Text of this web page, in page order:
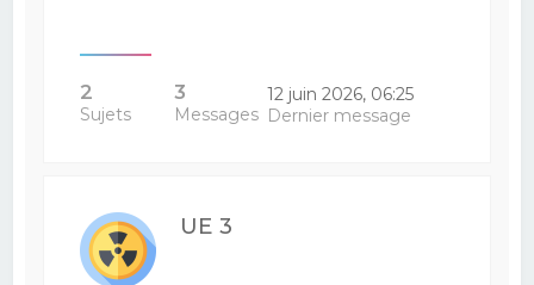
2
Sujets
3
Messages
12 juin 2026, 06:25
Dernier message
UE 3